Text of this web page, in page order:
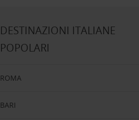
DESTINAZIONI ITALIANE
POPOLARI
ROMA
BARI